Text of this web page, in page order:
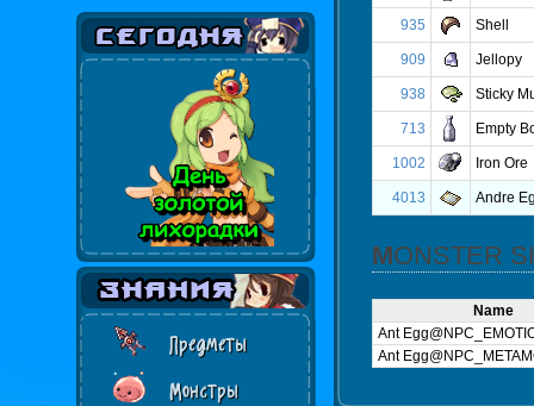
Предметы
Монстры
935 Shell
909 Jellopy
938 Sticky
713 Empty
1002 Iron Ore
4013 Andre
MONSTER
Name
Ant
Ant